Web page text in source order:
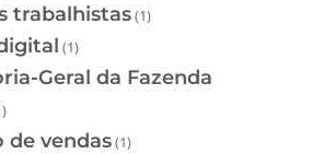
trabalhistas(1)
(1)
Geral da Fazenda
de vendas(1)